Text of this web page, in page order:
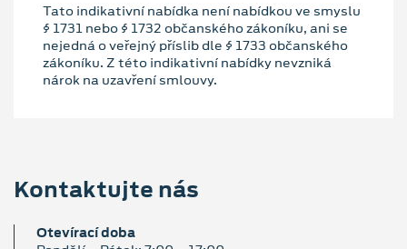
Tato indikativní nabídka není nabídkou ve smyslu
§ 1731 nebo § 1732 občanského zákoníku, ani se
nejedná o veřejný příslib dle § 1733 občanského
zákoníku. Z této indikativní nabídky nevzniká
nárok na uzavření smlouvy.
Kontaktujte nás
Otevírací doba